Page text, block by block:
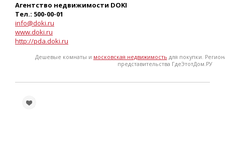
Агентство недвижимости DOKI
Тел.: 500-00-01
info@doki.ru
www.doki.ru
http://pda.doki.ru
Дешевые комнаты и московская недвижимость для покупки.
представительства ГдеЭтотДом.РУ